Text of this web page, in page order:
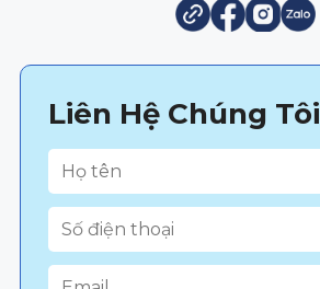
Liên Hệ Chúng Tôi